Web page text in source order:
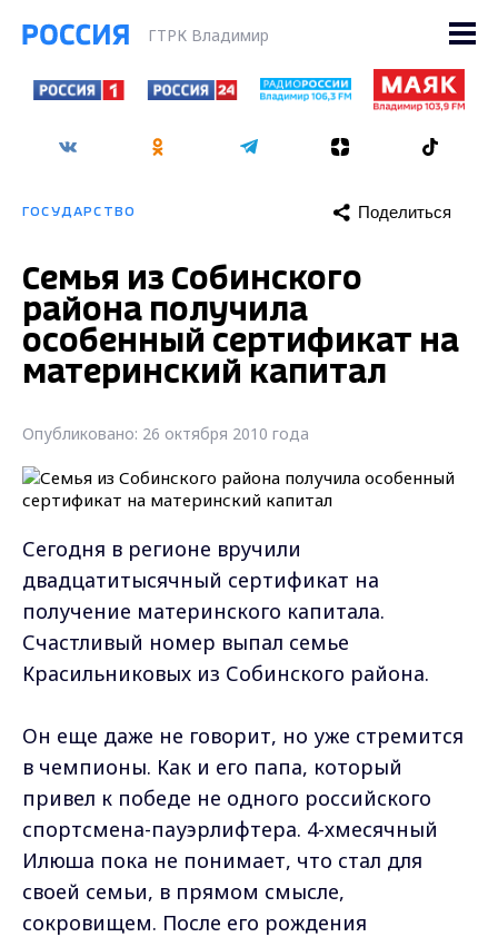
ГТРК Владимир
ГОСУДАРСТВО Поделиться
Семья из Собинского
района получила
особенный сертификат на
материнский капитал
Опубликовано: 26 октября 2010 года
Сегодня в регионе вручили
двадцатитысячный сертификат на
получение материнского капитала.
Счастливый номер выпал семье
Красильниковых из Собинского района.
Он еще даже не говорит, но уже стремится
в чемпионы. Как и его папа, который
привел к победе не одного российского
спортсмена-пауэрлифтера. 4-хмесячный
Илюша пока не понимает, что стал для
своей семьи, в прямом смысле,
сокровищем. После его рождения